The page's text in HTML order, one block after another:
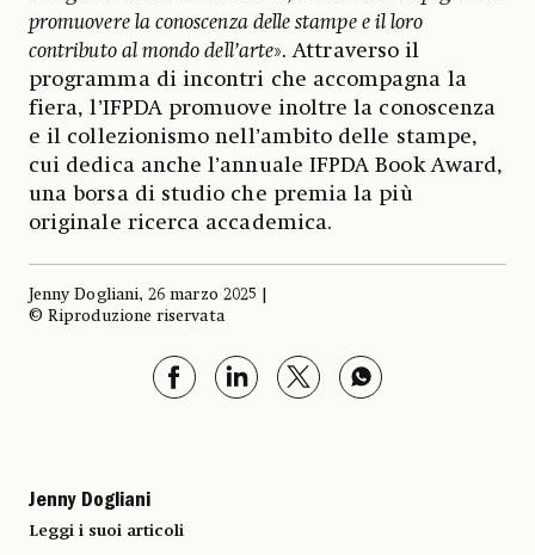
promuovere la conoscenza delle stampe e il loro
contributo al mondo dell’arte». Attraverso il
programma di incontri che accompagna la
fiera, l’IFPDA promuove inoltre la conoscenza
e il collezionismo nell’ambito delle stampe,
cui dedica anche l’annuale IFPDA Book Award,
una borsa di studio che premia la più
originale ricerca accademica.
Jenny Dogliani, 26 marzo 2025 |
© Riproduzione riservata
Jenny Dogliani
Leggi i suoi articoli